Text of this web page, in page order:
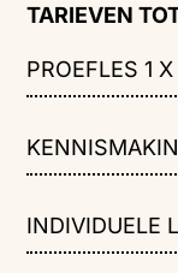
TARIEVEN
PROEFLES 1
INDIVIDUELE